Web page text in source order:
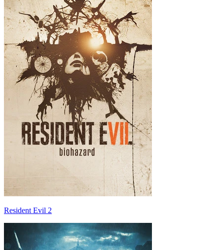
Resident Evil 2